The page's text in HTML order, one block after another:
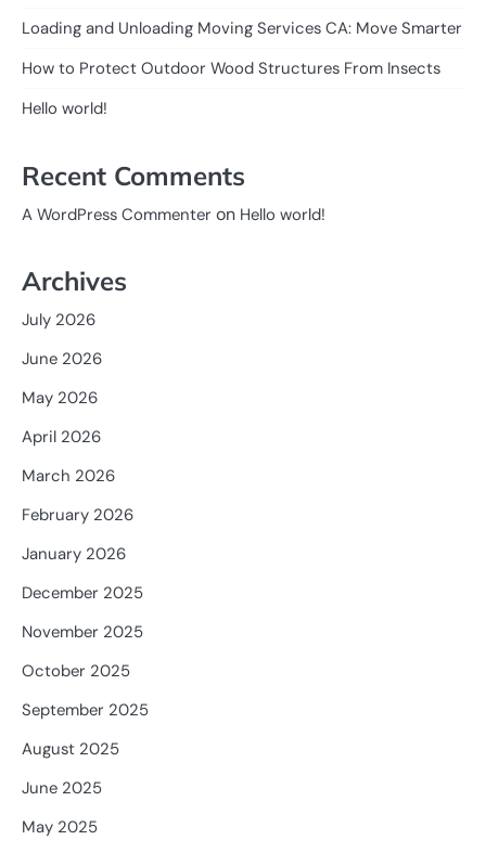
Loading and Unloading Moving Services CA: Move Smarter
How to Protect Outdoor Wood Structures From Insects
Hello world!
Recent Comments
A WordPress Commenter on Hello world!
Archives
July 2026
June 2026
May 2026
April 2026
March 2026
February 2026
January 2026
December 2025
November 2025
October 2025
September 2025
August 2025
June 2025
May 2025